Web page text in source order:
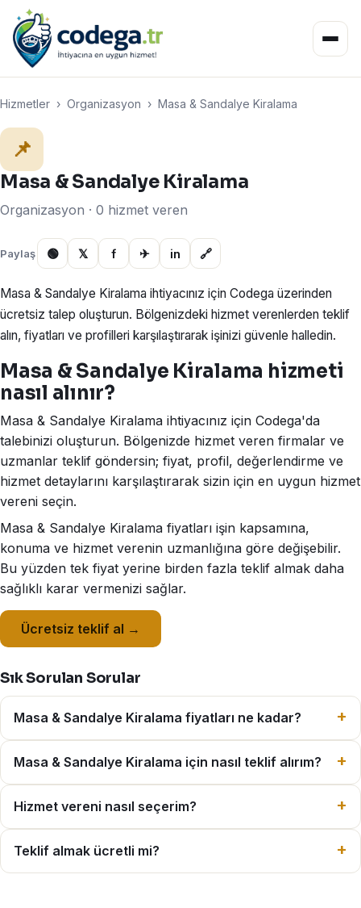
Hizmetler › Organizasyon › Masa & Sandalye Kiralama
📌
Masa & Sandalye Kiralama
Organizasyon · 0 hizmet veren
Paylaş 🟢 𝕏 f ✈ in 🔗
Masa & Sandalye Kiralama ihtiyacınız için Codega üzerinden
ücretsiz talep oluşturun. Bölgenizdeki hizmet verenlerden teklif
alın, fiyatları ve profilleri karşılaştırarak işinizi güvenle halledin.
Masa & Sandalye Kiralama hizmeti
nasıl alınır?
Masa & Sandalye Kiralama ihtiyacınız için Codega'da
talebinizi oluşturun. Bölgenizde hizmet veren firmalar ve
uzmanlar teklif göndersin; fiyat, profil, değerlendirme ve
hizmet detaylarını karşılaştırarak sizin için en uygun hizmet
vereni seçin.
Masa & Sandalye Kiralama fiyatları işin kapsamına,
konuma ve hizmet verenin uzmanlığına göre değişebilir.
Bu yüzden tek fiyat yerine birden fazla teklif almak daha
sağlıklı karar vermenizi sağlar.
Ücretsiz teklif al →
Sık Sorulan Sorular
Masa & Sandalye Kiralama fiyatları ne kadar?
Masa & Sandalye Kiralama için nasıl teklif alırım?
Hizmet vereni nasıl seçerim?
Teklif almak ücretli mi?